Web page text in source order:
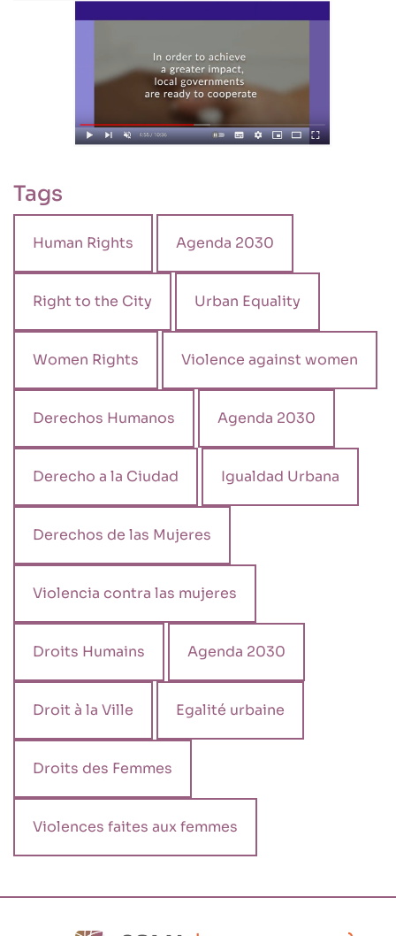
Tags
Human Rights Agenda 2030
Right to the City Urban Equality
Women Rights Violence against women
Derechos Humanos Agenda 2030
Derecho a la Ciudad Igualdad Urbana
Derechos de las Mujeres
Violencia contra las mujeres
Droits Humains Agenda 2030
Droit à la Ville Egalité urbaine
Droits des Femmes
Violences faites aux femmes